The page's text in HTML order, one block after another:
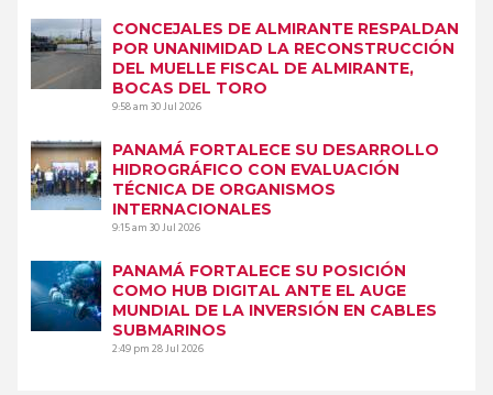
CONCEJALES DE ALMIRANTE RESPALDAN
POR UNANIMIDAD LA RECONSTRUCCIÓN
DEL MUELLE FISCAL DE ALMIRANTE,
BOCAS DEL TORO
9:58 am30 Jul 2026
PANAMÁ FORTALECE SU DESARROLLO
HIDROGRÁFICO CON EVALUACIÓN
TÉCNICA DE ORGANISMOS
INTERNACIONALES
9:15 am30 Jul 2026
PANAMÁ FORTALECE SU POSICIÓN
COMO HUB DIGITAL ANTE EL AUGE
MUNDIAL DE LA INVERSIÓN EN CABLES
SUBMARINOS
2:49 pm28 Jul 2026